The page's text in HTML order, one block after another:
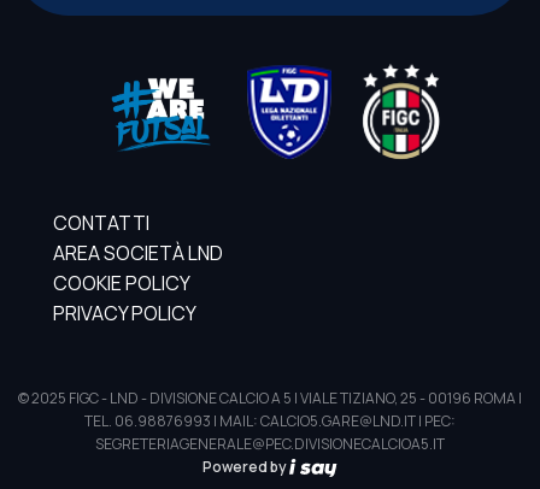
CONTATTI
AREA SOCIETÀ LND
COOKIE POLICY
PRIVACY POLICY
© 2025 FIGC - LND - DIVISIONE CALCIO A 5 | VIALE TIZIANO, 25 - 00196 ROMA |
TEL. 06.98876993 | MAIL: CALCIO5.GARE@LND.IT | PEC:
SEGRETERIAGENERALE@PEC.DIVISIONECALCIOA5.IT
Powered by